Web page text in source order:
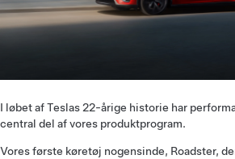
I løbet af Teslas 22-årige historie har
central del af vores produktprogram.
Vores første køretøj nogensinde, Roadster,